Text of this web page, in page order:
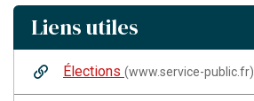
Liens utiles
Élections (www.service-public.fr)